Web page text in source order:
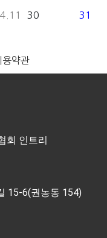
30 31
용약관
회 인트리
15-6(권농동 154)